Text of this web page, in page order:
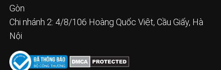
Gòn
Chi nhánh 2: 4/8/106 Hoàng Quốc Việt, Cầu Giấy, Hà
Nội